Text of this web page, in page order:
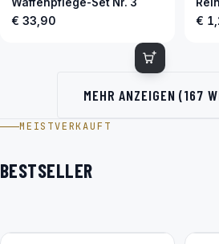
€ 33,90 €
MEHR ANZEIGEN (167
MEISTVERKAUFT
BESTSELLER